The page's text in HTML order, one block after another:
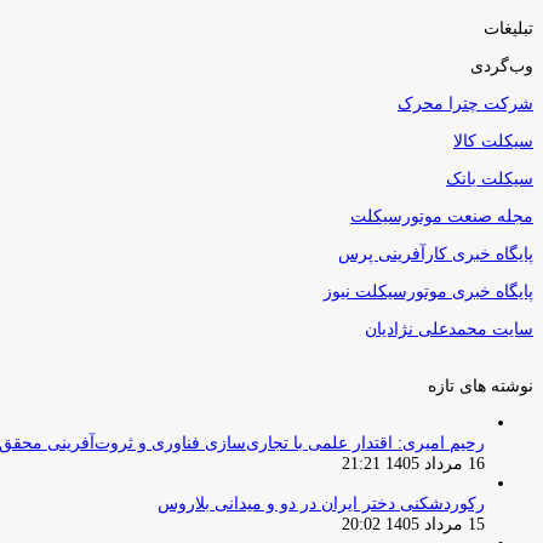
تبلیغات
وب‌گردی
شرکت چترا محرک
سیکلت کالا
سیکلت بانک
مجله صنعت موتورسیکلت
پایگاه خبری کارآفرینی پرس
پایگاه خبری موتورسیکلت نیوز
سایت محمدعلی نژادیان
نوشته های تازه
رحیم امیری: اقتدار علمی با تجاری‌سازی فناوری و ثروت‌آفرینی
16 مرداد 1405 21:21
رکوردشکنی دختر ایران در دو و میدانی بلاروس
15 مرداد 1405 20:02